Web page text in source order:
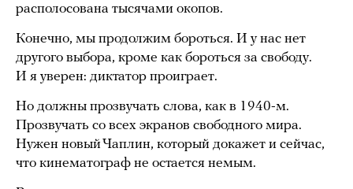
располосована тысячами окопов.
Конечно, мы продолжим бороться. И у нас нет
другого выбора, кроме как бороться за свободу.
И я уверен: диктатор проиграет.
Но должны прозвучать слова, как в 1940-м.
Прозвучать со всех экранов свободного мира.
Нужен новый Чаплин, который докажет и сейчас,
что кинематограф не остается немым.